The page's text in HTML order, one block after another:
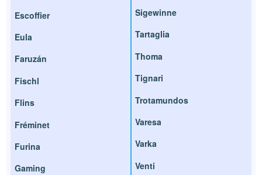
Escoffier
Eula
Faruzán
Fischl
Flins
Fréminet
Furina
Gaming
Sigewinne
Tartaglia
Thoma
Tignari
Trotamundos
Varesa
Varka
Venti